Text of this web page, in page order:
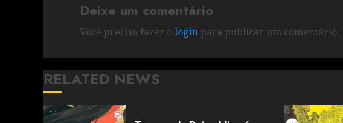
Deixe um comentário
Você precisa fazer o login para publicar um comentário.
RELATED NEWS